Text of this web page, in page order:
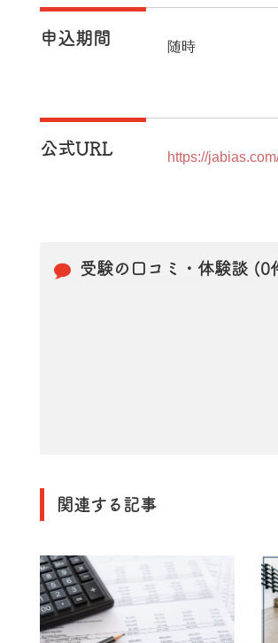
申込期間 随時
公式URL https://
受験の口コミ・体験談 (0
関連する記事